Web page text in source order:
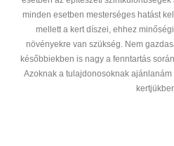
minden esetben mesterséges hatást
mellett a kert díszei, ehhez
növényekre van szükség. Nem
későbbiekben is nagy a fenntartás
Azoknak a tulajdonosoknak